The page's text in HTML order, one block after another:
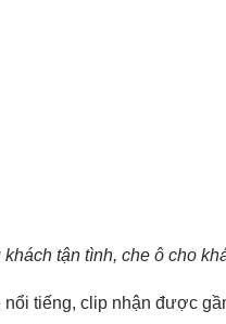
tận tình, che ô cho
tiếng, clip nhận được